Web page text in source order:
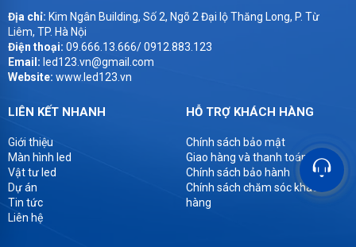
Địa chỉ: Kim Ngân Building, Số 2, Ngõ 2 Đại lộ Thăng Long, P. Từ
Liêm, TP. Hà Nội
Điện thoại: 09.666.13.666/ 0912.883.123
Email: led123.vn@gmail.com
Website: www.led123.vn
LIÊN KẾT NHANH
Giới thiệu
Màn hình led
Vật tư led
Dự án
Tin tức
Liên hệ
HỖ TRỢ KHÁCH HÀNG
Chính sách bảo mật
Giao hàng và thanh toán
Chính sách bảo hành
Chính sách chăm sóc khách
hàng